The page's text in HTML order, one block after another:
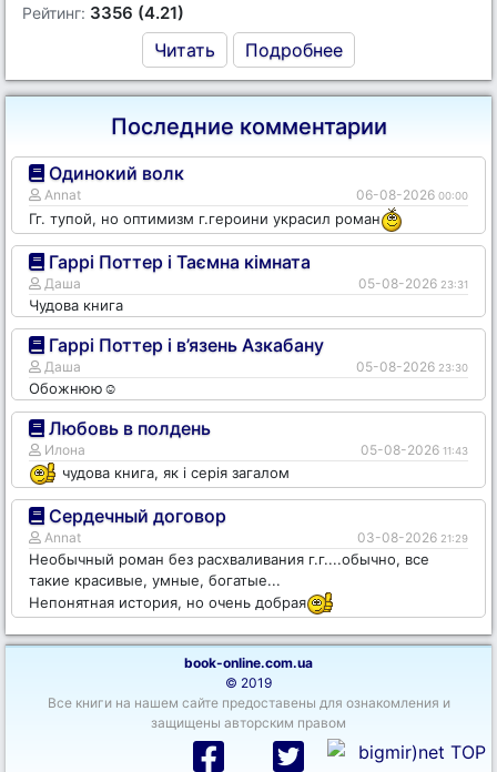
Рейтинг: 3356 (4.21)
Читать Подробнее
Последние комментарии
Одинокий волк
Annat 06-08-2026 00:00
Гг. тупой, но оптимизм г.героини украсил роман
Гаррі Поттер і Таємна кімната
Даша 05-08-2026 23:31
Чудова книга
Гаррі Поттер і в’язень Азкабану
Даша 05-08-2026 23:30
Обожнюю☺️
Любовь в полдень
Илона 05-08-2026 11:43
чудова книга, як і серія загалом
Сердечный договор
Annat 03-08-2026 21:29
Необычный роман без расхваливания г.г....обычно, все
такие красивые, умные, богатые...
Непонятная история, но очень добрая
book-online.com.ua
© 2019
Все книги на нашем сайте предоставены для ознакомления и
защищены авторским правом